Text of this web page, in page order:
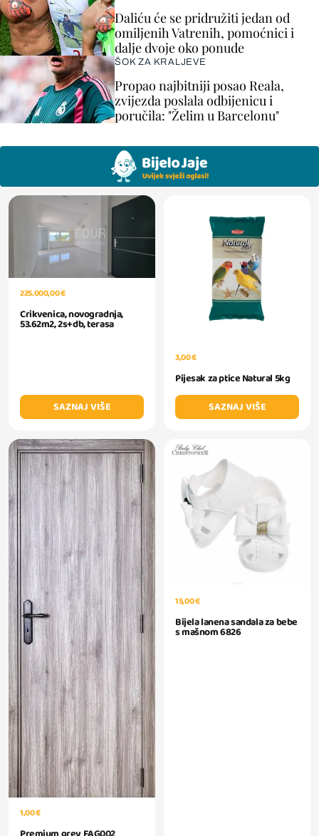
Daliću će se pridružiti jedan od
omiljenih Vatrenih, pomoćnici i
dalje dvoje oko ponude
ŠOK ZA KRALJEVE
Propao najbitniji posao Reala,
zvijezda poslala odbijenicu i
poručila: "Želim u Barcelonu"
225.000,00 €
Crikvenica, novogradnja,
53.62m2, 2s+db, terasa
SAZNAJ VIŠE
3,00 €
Pijesak za ptice Natural 5kg
SAZNAJ VIŠE
1,00 €
15,00 €
Bijela lanena sandala za bebe
s mašnom 6826